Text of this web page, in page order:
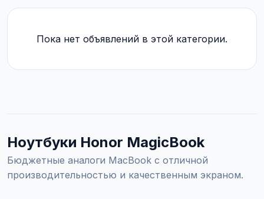
Пока нет объявлений в этой категории.
Ноутбуки Honor MagicBook
Бюджетные аналоги MacBook с отличной
производительностью и качественным экраном.